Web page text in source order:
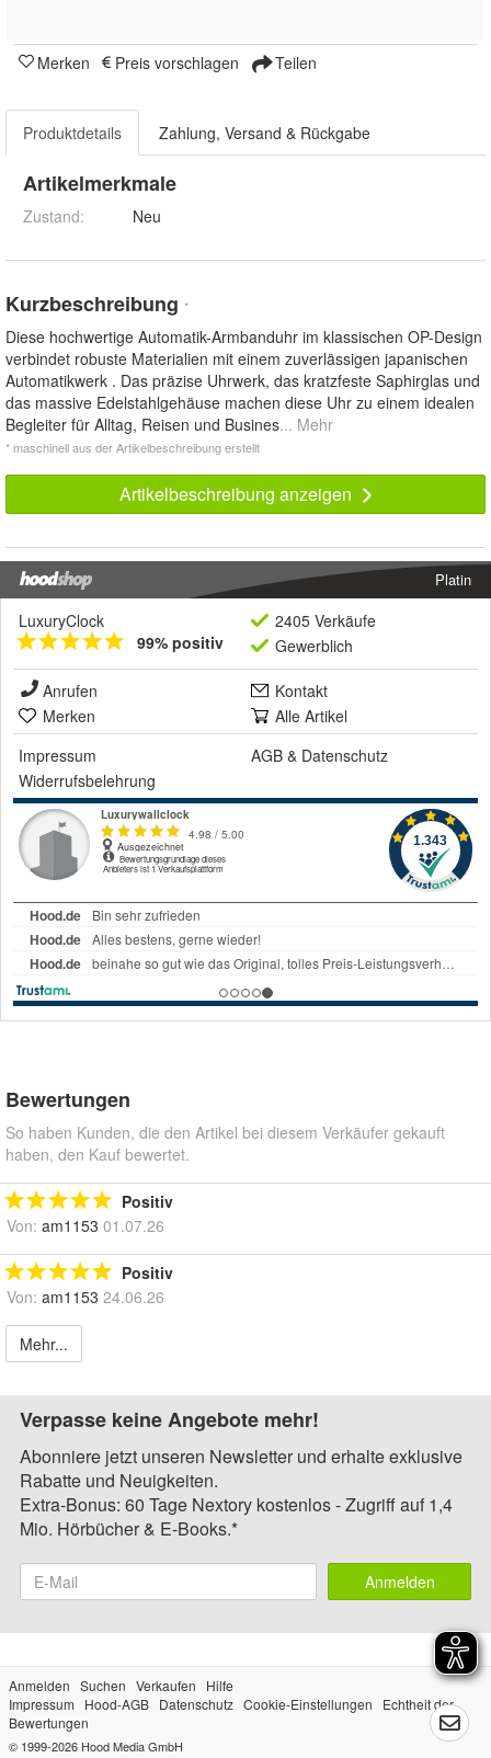
Merken Preis vorschlagen Teilen
Produktdetails Zahlung, Versand & Rückgabe
Artikelmerkmale
Zustand: Neu
Kurzbeschreibung *
Diese hochwertige Automatik-Armbanduhr im klassischen OP-Design
verbindet robuste Materialien mit einem zuverlässigen japanischen
Automatikwerk . Das präzise Uhrwerk, das kratzfeste Saphirglas und
das massive Edelstahlgehäuse machen diese Uhr zu einem idealen
Begleiter für Alltag, Reisen und Busines... Mehr
* maschinell aus der Artikelbeschreibung erstellt
Artikelbeschreibung anzeigen
Platin
LuxuryClock
99% positiv
2405 Verkäufe
Gewerblich
Anrufen
Kontakt
Merken
Alle Artikel
Impressum
AGB & Datenschutz
Widerrufsbelehrung
Bewertungen
So haben Kunden, die den Artikel bei diesem Verkäufer gekauft
haben, den Kauf bewertet.
Positiv
Von: am1153 01.07.26
Positiv
Von: am1153 24.06.26
Mehr...
Verpasse keine Angebote mehr!
Abonniere jetzt unseren Newsletter und erhalte exklusive
Rabatte und Neuigkeiten.
Extra-Bonus: 60 Tage Nextory kostenlos - Zugriff auf 1,4
Mio. Hörbücher & E-Books.*
Anmelden
Anmelden Suchen Verkaufen
Hilfe
Impressum
Hood-AGB Datenschutz Cookie-Einstellungen
Echtheit der
Bewertungen
© 1999-2026 Hood Media GmbH